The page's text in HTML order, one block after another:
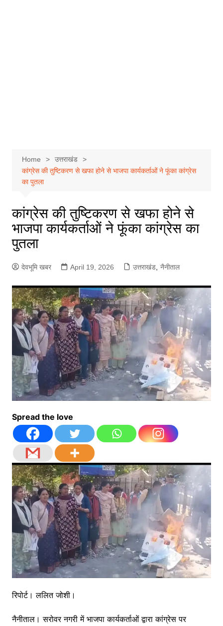
Home
उत्तराखंड
कांग्रेस की तुष्टिकरण से खफा होने से भाजपा कार्यकर्ताओं ने फूंका कांग्रेस
का पुतला
कांग्रेस की तुष्टिकरण से खफा होने से
भाजपा कार्यकर्ताओं ने फूंका कांग्रेस का
पुतला
देवभूमि खबर April 19, 2026 उत्तराखंड, नैनीताल
Spread the love
रिपोर्ट। ललित जोशी।
नैनीताल। सरोवर नगरी में भाजपा कार्यकर्ताओं द्वारा कांग्रेस पर